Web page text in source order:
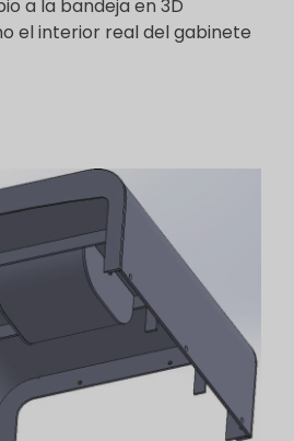
a la bandeja en 3D
el interior real del gabinete